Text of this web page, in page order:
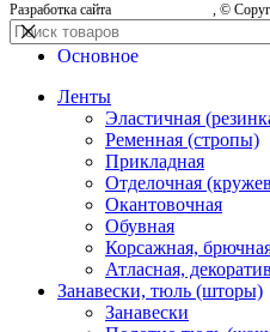
Разработка сайта , ©
Основное
Ленты
Эластичная
Ременная (стропы)
Прикладная
Отделочная
Окантовочная
Обувная
Корсажная,
Атласная,
Занавески, тюль (шторы)
Занавески